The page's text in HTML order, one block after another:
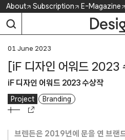
Skip
content
About Subscription E-Magazine
01 June 2023
[iF 디자인 어워드 2023
iF 디자인 어워드 2023 수상작
Project Branding
브렌든은 2019년에 문을 연 브랜